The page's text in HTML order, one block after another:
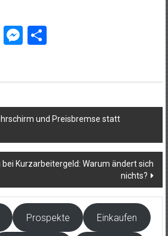
WhatsApp
Messenger
und Preisbremse statt
Kurzarbeitergeld: Warum ändert sich
nichts?
Prospekte Einkaufen